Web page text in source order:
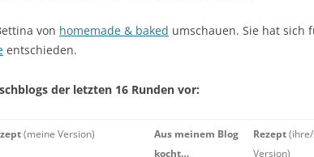
von homemade & baked umschauen. Sie hat sich
entschieden.
der letzten 16 Runden vor:
(meine Version)
Aus meinem Blog
kocht…
Rezept
Version)